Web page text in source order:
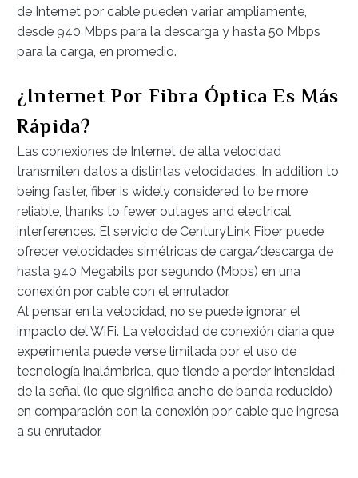
de Internet por cable pueden variar ampliamente,
desde 940 Mbps para la descarga y hasta 50 Mbps
para la carga, en promedio.
¿Internet Por Fibra Óptica Es Más
Rápida?
Las conexiones de Internet de alta velocidad
transmiten datos a distintas velocidades. In addition to
being faster, fiber is widely considered to be more
reliable, thanks to fewer outages and electrical
interferences. El servicio de CenturyLink Fiber puede
ofrecer velocidades simétricas de carga/descarga de
hasta 940 Megabits por segundo (Mbps) en una
conexión por cable con el enrutador.
Al pensar en la velocidad, no se puede ignorar el
impacto del WiFi. La velocidad de conexión diaria que
experimenta puede verse limitada por el uso de
tecnología inalámbrica, que tiende a perder intensidad
de la señal (lo que significa ancho de banda reducido)
en comparación con la conexión por cable que ingresa
a su enrutador.